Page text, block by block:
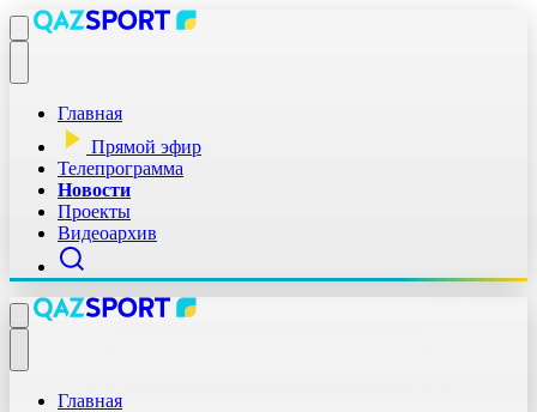
Главная
Прямой эфир
Телепрограмма
Новости
Проекты
Видеоархив
Главная